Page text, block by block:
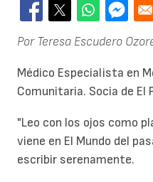
Por Teresa Escudero
Médico Especialista en
Comunitaria. Socia de El
"Leo con los ojos como
viene en El Mundo del
escribir serenamente.